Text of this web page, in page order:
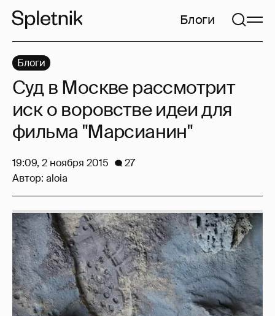
Блоги
Блоги
Суд в Москве рассмотрит
иск о воровстве идеи для
фильма "Марсианин"
19:09, 2 ноября 2015
27
Автор: aloia